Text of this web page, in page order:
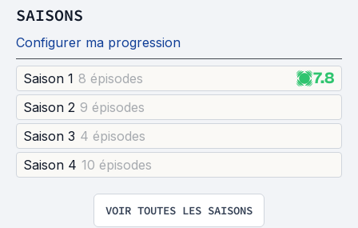
SAISONS
Configurer ma progression
Saison 1 8 épisodes 7.8
Saison 2 9 épisodes
Saison 3 4 épisodes
Saison 4 10 épisodes
VOIR TOUTES LES SAISONS